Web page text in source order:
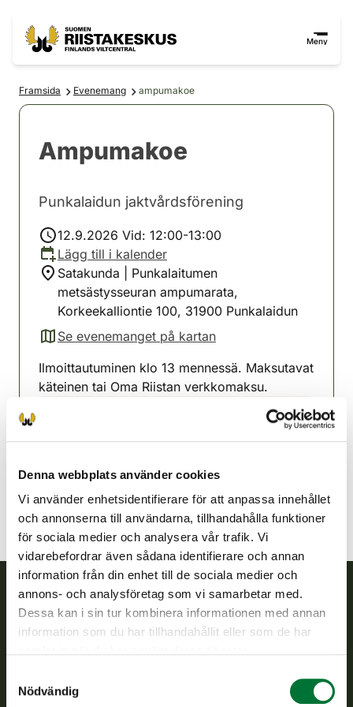
Denna webbplats använder cookies
Vi använder enhetsidentifierare för att anpassa innehållet
och annonserna till användarna, tillhandahålla funktioner
för sociala medier och analysera vår trafik. Vi
vidarebefordrar även sådana identifierare och annan
information från din enhet till de sociala medier och
annons- och analysföretag som vi samarbetar med.
Dessa kan i sin tur kombinera informationen med annan
information som du har tillhandahållit eller som de har
Nödvändig
Meny
Framsida Evenemang ampumakoe
Ampumakoe
Punkalaidun jaktvårdsförening
12.9.2026 Vid: 12:00-13:00
Lägg till i kalender
Satakunda | Punkalaitumen
metsästysseuran ampumarata,
Korkeekalliontie 100, 31900 Punkalaidun
Se evenemanget på kartan
(avautuu uuteen välilehteen)
Ilmoittautuminen klo 13 mennessä. Maksutavat
käteinen tai Oma Riistan verkkomaksu.
Satakunda
Finlands viltcentral
verkställs och svarar för de offentliga förvaltningsuppgifter